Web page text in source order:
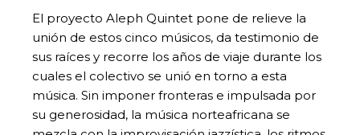
El proyecto Aleph Quintet pone de relieve la
unión de estos cinco músicos, da testimonio de
sus raíces y recorre los años de viaje durante los
cuales el colectivo se unió en torno a esta
música. Sin imponer fronteras e impulsada por
su generosidad, la música norteafricana se